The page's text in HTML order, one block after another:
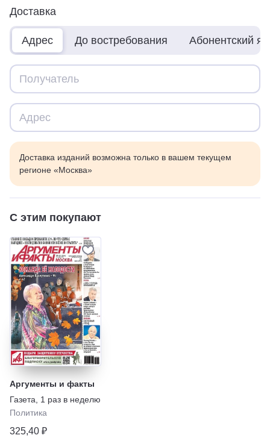
Доставка
Адрес До востребования Абонентский
Доставка изданий возможна только в вашем текущем
регионе «Москва»
С этим покупают
Аргументы и факты
Газета
1 раз в неделю
Политика
325,40 ₽